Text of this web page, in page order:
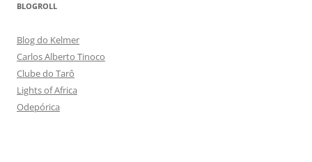
BLOGROLL
Blog do Kelmer
Carlos Alberto Tinoco
Clube do Tarô
Lights of Africa
Odepórica